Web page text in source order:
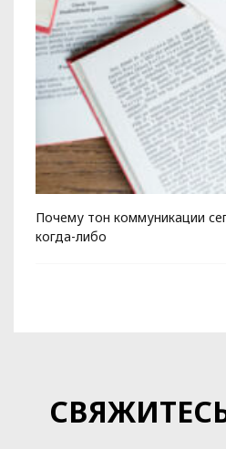
Почему тон коммуникации
когда-либо